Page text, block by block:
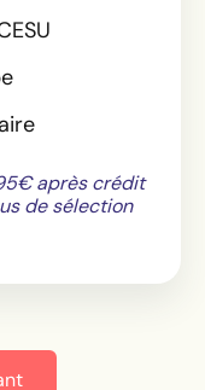
après crédit
de sélection